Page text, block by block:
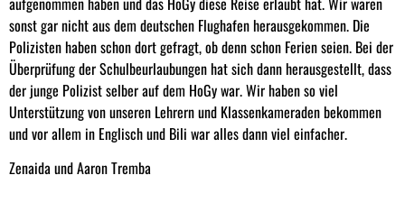
sonst gar nicht aus dem deutschen Flughafen herausgekommen. Die
Polizisten haben schon dort gefragt, ob denn schon Ferien seien. Bei der
Überprüfung der Schulbeurlaubungen hat sich dann herausgestellt, dass
der junge Polizist selber auf dem HoGy war. Wir haben so viel
Unterstützung von unseren Lehrern und Klassenkameraden bekommen
und vor allem in Englisch und Bili war alles dann viel einfacher.
Zenaida und Aaron Tremba